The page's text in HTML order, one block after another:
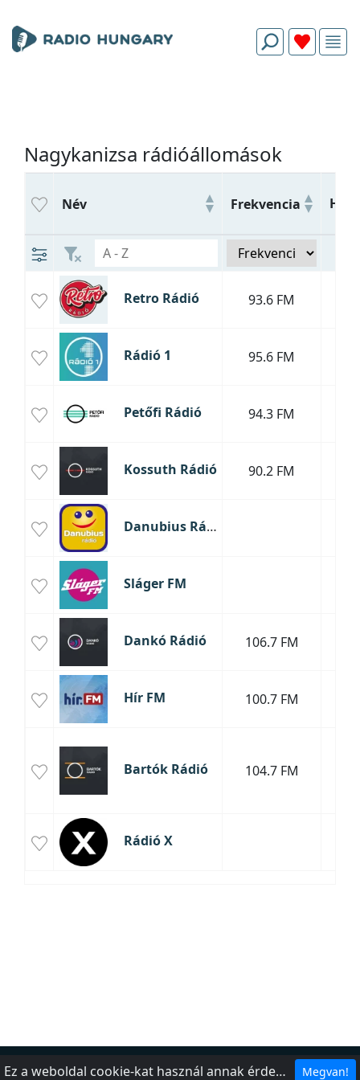
Nagykanizsa rádióállomások
Név Frekvencia
Retro Rádió 93.6 FM
Rádió 1 95.6 FM
Petőfi Rádió 94.3 FM
Kossuth Rádió 90.2 FM
Danubius Rádió
Sláger FM
Dankó Rádió 106.7 FM
Hír FM 100.7 FM
Bartók Rádió 104.7 FM
Rádió X
Rólunk Ez a weboldal cookie-kat használ annak érdekében, hogy a legjobb élményt nyújthassa webhelyünkön. Megvan!